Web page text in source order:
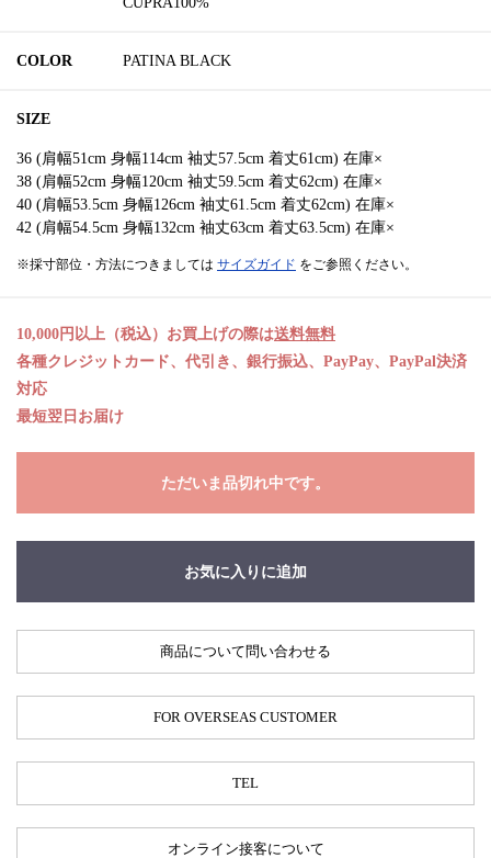
COLOR PATINA BLACK
SIZE
36 (肩幅51cm 身幅114cm 袖丈57.5cm 着丈61cm) 在庫×
38 (肩幅52cm 身幅120cm 袖丈59.5cm 着丈62cm) 在庫×
40 (肩幅53.5cm 身幅126cm 袖丈61.5cm 着丈62cm) 在庫×
42 (肩幅54.5cm 身幅132cm 袖丈63cm 着丈63.5cm) 在庫×
※採寸部位・方法につきましては サイズガイド をご参照ください。
10,000円以上（税込）お買上げの際は送料無料
各種クレジットカード、代引き、銀行振込、PayPay、PayPal決済
対応
最短翌日お届け
ただいま品切れ中です。
お気に入りに追加
商品について問い合わせる
FOR OVERSEAS CUSTOMER
TEL
オンライン接客について